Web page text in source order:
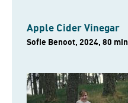
Apple Cider Vinegar
Sofie Benoot, 2024, 80 min